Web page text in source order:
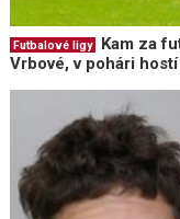
Futbalové ligy
Kam za
Vrbové, v pohári